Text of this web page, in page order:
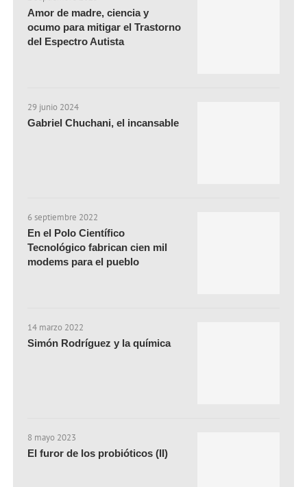
Amor de madre, ciencia y
ocumo para mitigar el Trastorno
del Espectro Autista
29 junio 2024
Gabriel Chuchani, el incansable
6 septiembre 2022
En el Polo Científico
Tecnológico fabrican cien mil
modems para el pueblo
14 marzo 2022
Simón Rodríguez y la química
8 mayo 2023
El furor de los probióticos (II)